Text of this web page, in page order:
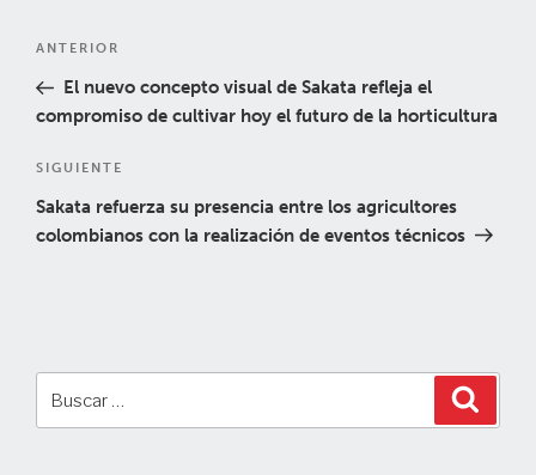
Navegación
entradas
Entrada
anterior:
ANTERIOR
El nuevo concepto visual de Sakata refleja el
compromiso de cultivar hoy el futuro de la horticultura
Siguiente
entrada
SIGUIENTE
Sakata refuerza su presencia entre los agricultores
colombianos con la realización de eventos técnicos
por: